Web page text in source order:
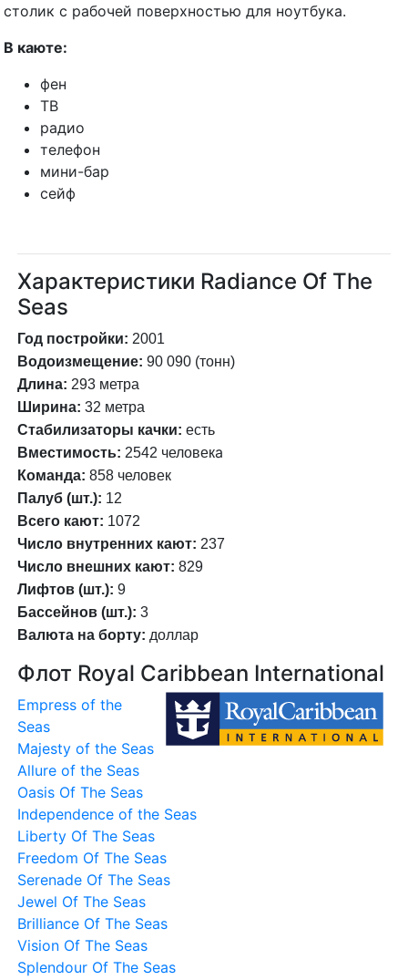
столик с рабочей поверхностью для ноутбука.
В каюте:
фен
ТВ
радио
телефон
мини-бар
сейф
Характеристики Radiance Of The
Seas
Год постройки: 2001
Водоизмещение: 90 090 (тонн)
Длина: 293 метра
Ширина: 32 метра
Стабилизаторы качки: есть
Вместимость: 2542 человека
Команда: 858 человек
Палуб (шт.): 12
Всего кают: 1072
Число внутренних кают: 237
Число внешних кают: 829
Лифтов (шт.): 9
Бассейнов (шт.): 3
Валюта на борту: доллар
Флот Royal Caribbean International
Empress of the
Seas
Majesty of the Seas
Allure of the Seas
Oasis Of The Seas
Independence of the Seas
Liberty Of The Seas
Freedom Of The Seas
Serenade Of The Seas
Jewel Of The Seas
Brilliance Of The Seas
Vision Of The Seas
Splendour Of The Seas